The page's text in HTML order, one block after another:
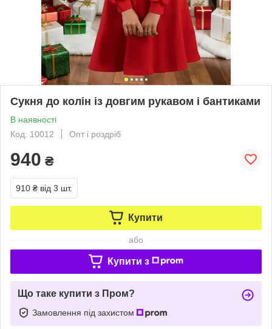
Сукня до колін із довгим рукавом і бантиками
В наявності
Код: 10012
Опт і роздріб
940 ₴
910 ₴ від 3 шт.
Купити
або
Купити з
Що таке купити з Пром?
Замовлення під захистом